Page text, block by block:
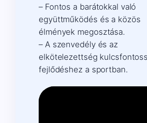
– Fontos a barátokkal való
együttműködés és a közös
élmények megosztása.
– A szenvedély és az
elkötelezettség
fejlődéshez a sportban.